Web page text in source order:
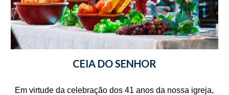
CEIA DO SENHOR
Em virtude da celebração dos 41 anos da nossa igreja,